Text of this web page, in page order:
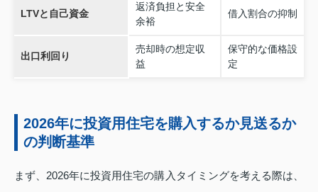
LTVと自己資金
返済負担と安全
余裕
借入割合の抑制
出口利回り
売却時の想定収
益
保守的な価格設
定
2026年に投資用住宅を購入するか見送るか
の判断基準
まず、2026年に投資用住宅の購入タイミングを考える際は、